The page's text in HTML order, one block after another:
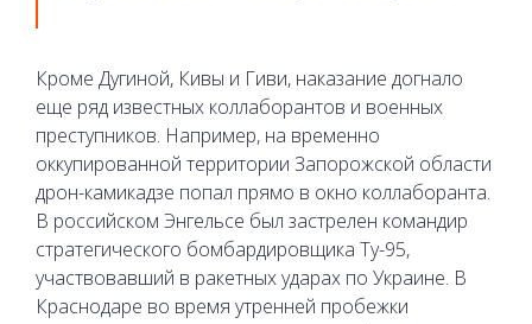
Кроме Дугиной, Кивы и Гиви, наказание догнало
еще ряд известных коллаборантов и военных
преступников. Например, на временно
оккупированной территории Запорожской области
дрон-камикадзе попал прямо в окно коллаборанта.
В российском Энгельсе был застрелен командир
стратегического бомбардировщика Ту-95,
участвовавший в ракетных ударах по Украине. В
Краснодаре во время утренней пробежки